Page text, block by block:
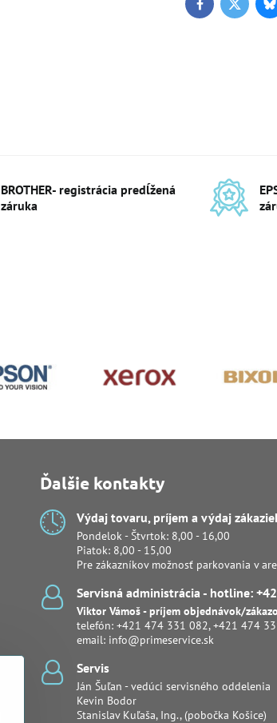
FacebookTwitter
BROTHER- registrácia predĺžená
záruka
Ďalšie kontakty
Výdaj tovaru, príjem a výdaj
Pondelok - Štvrtok: 8,00 - 16,00
Piatok: 8,00 - 15,00
Pre zákazníkov možnosť parkovania v
Servisná administrácia - hotline:
Viktor Vámoš - príjem objednávok/
telefón: +421 474 331 082,+421 474
email: info@primeservice.sk
Servis
Ján Šuľan - vedúci servisného oddelenia
Kevin Bodor
Stanislav Kuľaša, Ing., (pobočka Košice)